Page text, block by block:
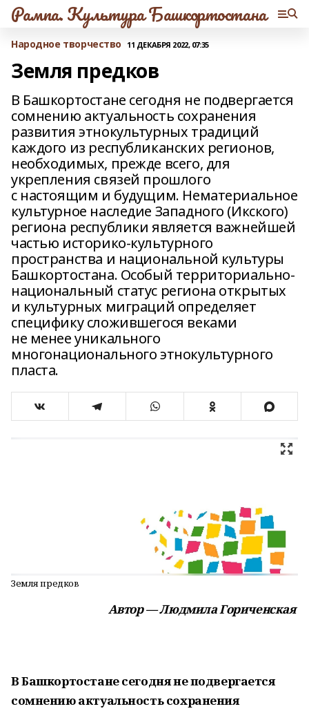
Рампа. Культура Башкортостана
Народное творчество 11 ДЕКАБРЯ 2022, 07:35
Земля предков
В Башкортостане сегодня не подвергается
сомнению актуальность сохранения
развития этнокультурных традиций
каждого из республиканских регионов,
необходимых, прежде всего, для
укрепления связей прошлого
с настоящим и будущим. Нематериальное
культурное наследие Западного (Икского)
региона республики является важнейшей
частью историко-культурного
пространства и национальной культуры
Башкортостана. Особый территориально-
национальный статус региона открытых
и культурных миграций определяет
специфику сложившегося веками
не менее уникального
многонационального этнокультурного
пласта.
Земля предков
Автор — Людмила Гориченская
В Башкортостане сегодня не подвергается
сомнению актуальность сохранения